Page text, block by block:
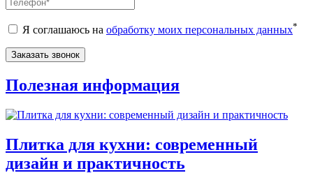
Я соглашаюсь на обработку моих персональных данных*
Полезная информация
Плитка для кухни: современный
дизайн и практичность